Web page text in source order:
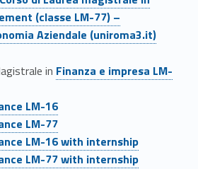
(classe LM-77) –
Aziendale (uniroma3.it)
in Link identifier #identifier__138025-5
Finanza e impresa LM-
LM-16
LM-77
LM-16 with internship
LM-77 with internship